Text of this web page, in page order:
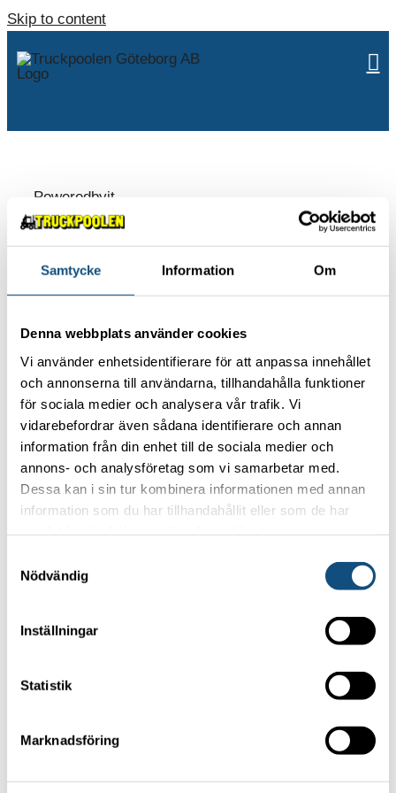
Samtycke Information Om
Denna webbplats använder cookies
Vi använder enhetsidentifierare för att anpassa innehållet
och annonserna till användarna, tillhandahålla funktioner
för sociala medier och analysera vår trafik. Vi
vidarebefordrar även sådana identifierare och annan
information från din enhet till de sociala medier och
annons- och analysföretag som vi samarbetar med.
Dessa kan i sin tur kombinera informationen med annan
information som du har tillhandahållit eller som de har
Nödvändig
Inställningar
Statistik
Marknadsföring
Skip to content
Poweredbyit
ABOUT US
Work with us
Privacy policy
OUR MOST POPULAR FORKLIFTS
Forklift 4-5 ton
Focus on your core business